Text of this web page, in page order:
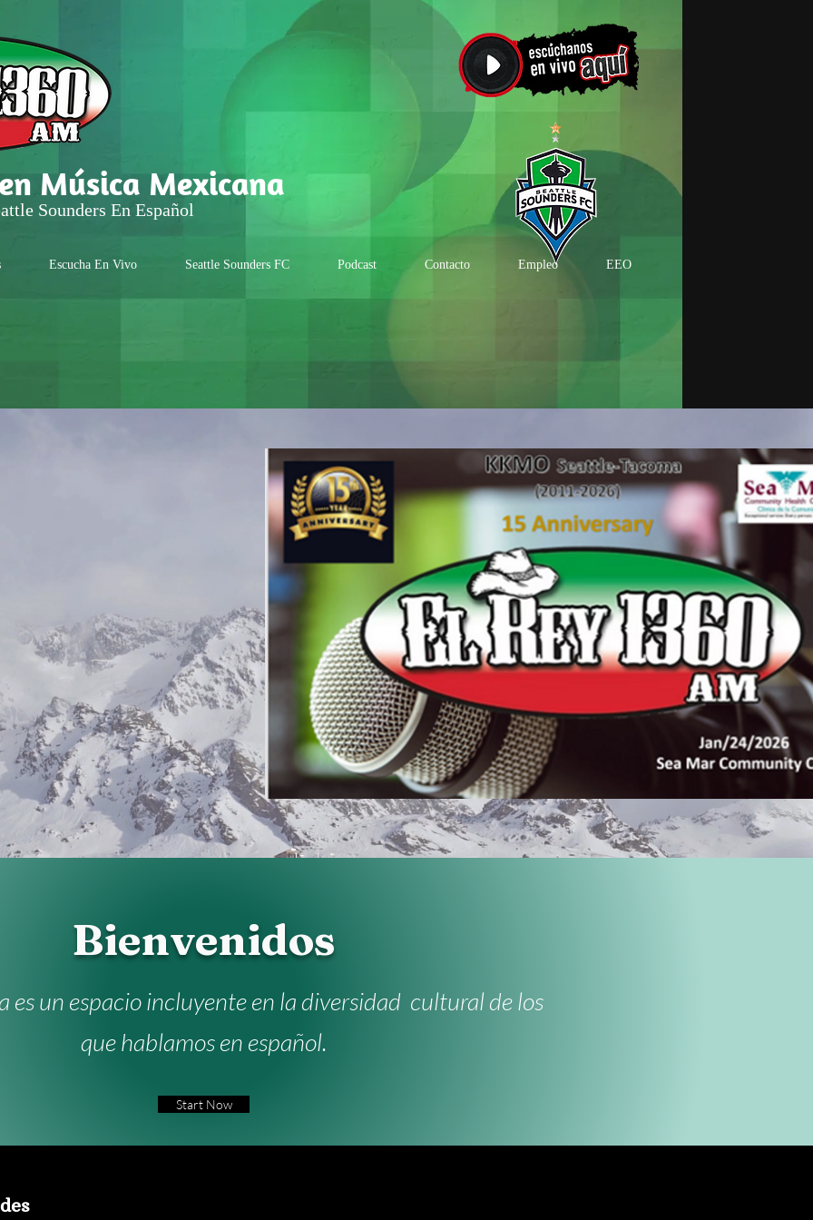
Música Mexicana
Sounders En Español
Escucha En Vivo Seattle Sounders FC Podcast Contacto Empleo EEO
Bienvenidos
es un espacio incluyente en la diversidad cultural de los
que hablamos en español.
Start Now